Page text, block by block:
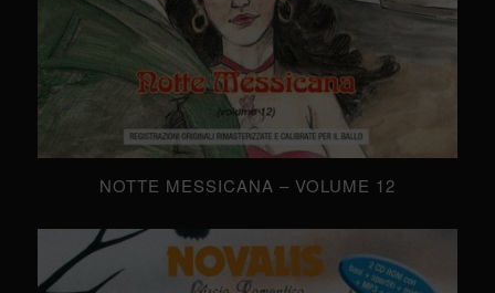
NOTTE MESSICANA – VOLUME 12